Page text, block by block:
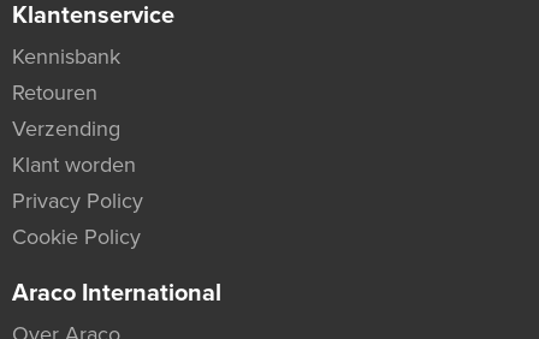
Klantenservice
Kennisbank
Retouren
Verzending
Klant worden
Privacy Policy
Cookie Policy
Araco International
Over Araco